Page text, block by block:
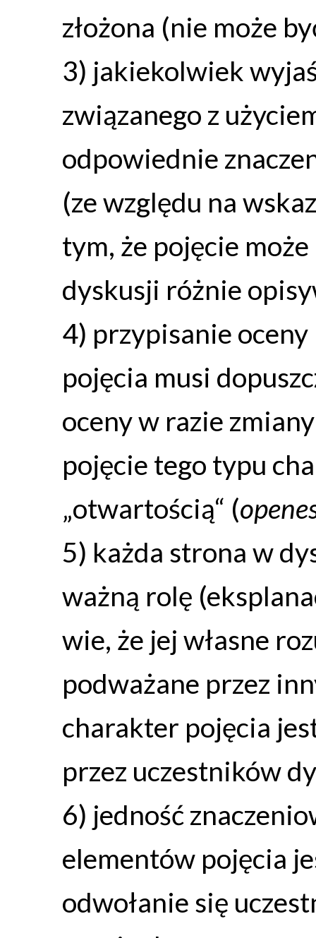
złożona (nie może
3) jakiekolwiek
związanego z
odpowiednie
(ze względu na
tym, że pojęcie
dyskusji różnie
4) przypisanie
pojęcia musi
oceny w razie
pojęcie tego typu
„otwartością“ (
5) każda strona w
ważną rolę
wie, że jej własne
podważane przez
charakter pojęcia
przez uczestników
6) jedność
elementów pojęcia
odwołanie się